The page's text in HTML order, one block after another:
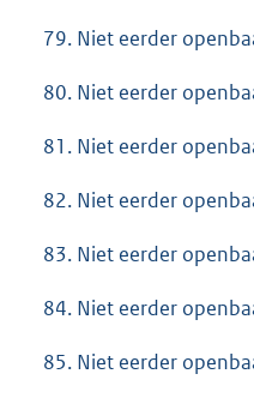
79. Niet eerder
80. Niet eerder
81. Niet eerder
82. Niet eerder
83. Niet eerder
84. Niet eerder
85. Niet eerder